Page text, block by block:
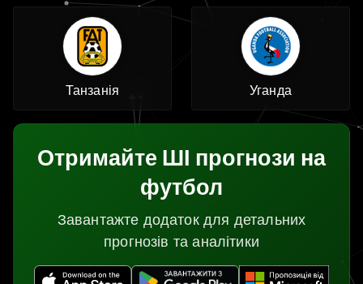
Танзанія Уганда
Отримайте ШІ прогнози на
футбол
Завантажте додаток для детальних
прогнозів та аналітики